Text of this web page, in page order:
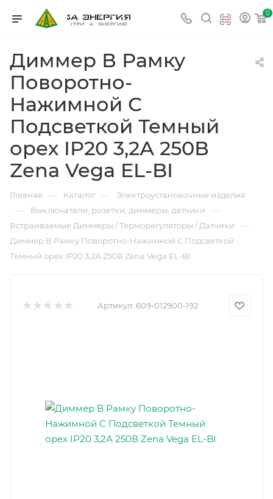
0
Диммер В Рамку
Поворотно-
Нажимной С
Подсветкой Темный
орех IP20 3,2А 250В
Zena Vega EL-BI
Главная — Каталог — Электроустановочные изделия
— Выключатели, розетки, диммеры, датчики —
Встраиваемые Диммеры / Терморегуляторы / Датчики —
Диммер В Рамку Поворотно-Нажимной С Подсветкой
Темный орех IP20 3,2А 250В Zena Vega EL-BI
Артикул: 609-012900-192